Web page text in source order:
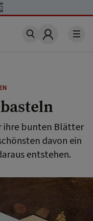
Account
ihre bunten Blätter
davon ein
entstehen.